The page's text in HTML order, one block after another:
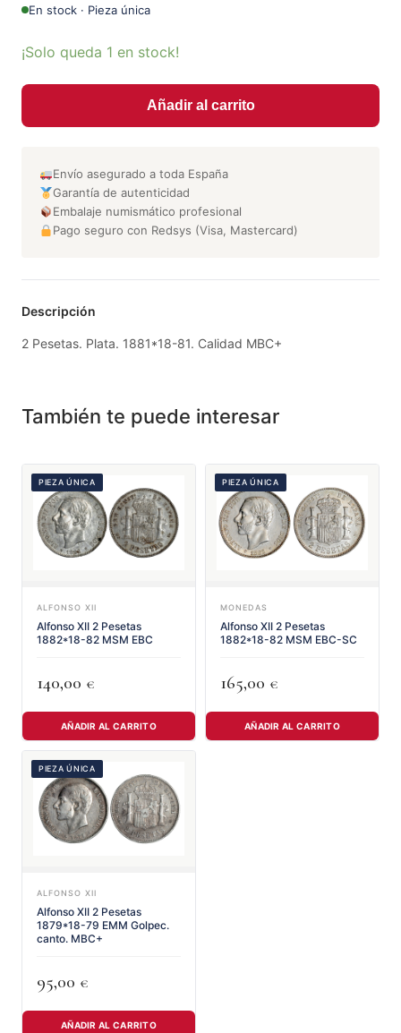
En stock · Pieza única
¡Solo queda 1 en stock!
Añadir al carrito
Envío asegurado a toda España
Garantía de autenticidad
Embalaje numismático profesional
Pago seguro con Redsys (Visa, Mastercard)
Descripción
2 Pesetas. Plata. 1881*18-81. Calidad MBC+
También te puede interesar
PIEZA ÚNICA
ALFONSO XII
Alfonso XII 2 Pesetas
1882*18-82 MSM EBC
140,00 €
AÑADIR AL CARRITO
PIEZA ÚNICA
MONEDAS
Alfonso XII 2 Pesetas
1882*18-82 MSM EBC-SC
165,00 €
AÑADIR AL CARRITO
PIEZA ÚNICA
ALFONSO XII
Alfonso XII 2 Pesetas
1879*18-79 EMM Golpec.
canto. MBC+
95,00 €
AÑADIR AL CARRITO